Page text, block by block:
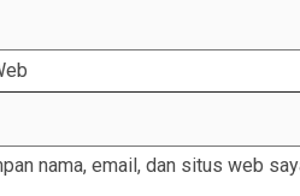
nama, email, dan situs web